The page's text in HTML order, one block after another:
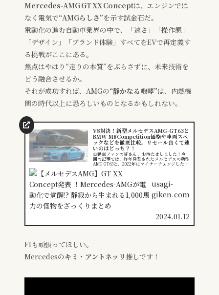
Mercedes‑AMG GT XX Conceptは、エンジンでは
なく電気で“AMGらしさ”を示す試金石だ。
電動化の進む自動車業界の中で、「速さ」「操作感」
「デザイン」「ブランド体験」すべてをEVで再定義す
る挑戦がここにある。
焦点はやはり“走りの本質”をぶらさずに、未来技術を
どう融合させるか。
それが成功すれば、AMGの“静かなる咆哮”は、内燃機
関の時代以上に恐ろしいものとなるかもしれない。
V8対決！新型メルセデスAMG-GT63と
BMW-M8Competition価格や車両スペ
ックなどを徹底比較。リセール良くて速
いのはどっち？！
自動車ファンの皆さん、お待たせしました！今
回の記事では、昨年発表されたメルセデスの新型
AMG GT63と、2022年にマイナーチェンジした
され...
usagi-
giken.com
2024.01.12
F1も頑張ってほしい。
Mercedesのキミ・アントネッリ 推しです！